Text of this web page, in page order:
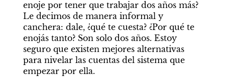
enoje por tener que trabajar dos años más?
Le decimos de manera informal y
canchera: dale, ¿qué te cuesta? ¿Por qué te
enojás tanto? Son solo dos años. Estoy
seguro que existen mejores alternativas
para nivelar las cuentas del sistema que
empezar por ella.